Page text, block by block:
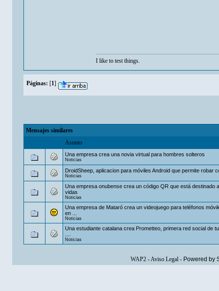
I like to test things.
Páginas: [1]
Mensajes similares
Asunto
Una empresa crea una novia virtual para hombres solteros
Noticias
DroidSheep, aplicacion para móviles Android que permite robar
Noticias
Una empresa onubense crea un código QR que está destinado
vidas
Noticias
Una empresa de Mataró crea un videojuego para teléfonos
en ...
Noticias
Una estudiante catalana crea Prometteo, primera red social de
....
Noticias
WAP2-Aviso Legal- Powered by